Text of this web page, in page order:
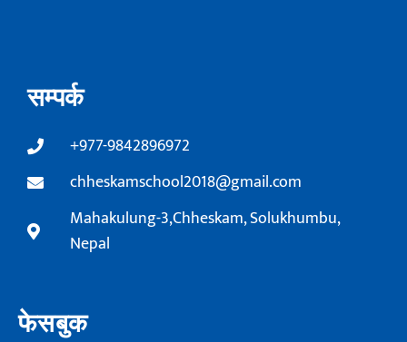
सम्पर्क
+977-9842896972
chheskamschool2018@gmail.com
Mahakulung-3,Chheskam, Solukhumbu,
Nepal
फेसबुक